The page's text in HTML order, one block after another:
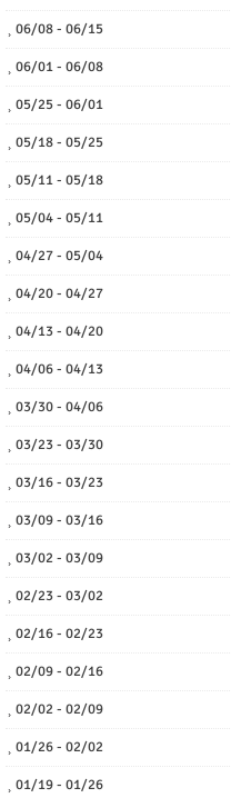
06/08 - 06/15
06/01 - 06/08
05/25 - 06/01
05/18 - 05/25
05/11 - 05/18
05/04 - 05/11
04/27 - 05/04
04/20 - 04/27
04/13 - 04/20
04/06 - 04/13
03/30 - 04/06
03/23 - 03/30
03/16 - 03/23
03/09 - 03/16
03/02 - 03/09
02/23 - 03/02
02/16 - 02/23
02/09 - 02/16
02/02 - 02/09
01/26 - 02/02
01/19 - 01/26